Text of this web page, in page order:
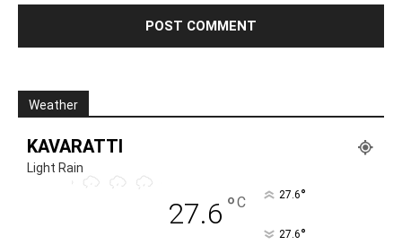
Weather
KAVARATTI
Light Rain
27.6 °C 27.6°
27.6°